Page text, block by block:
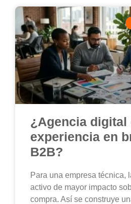
¿Agencia digital
experiencia en
B2B?
Para una empresa técnica,
activo de mayor impacto
compra. Así se construye